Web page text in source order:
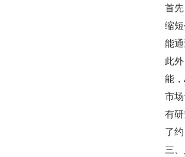
首
缩
能
此
能
市
有
了
三